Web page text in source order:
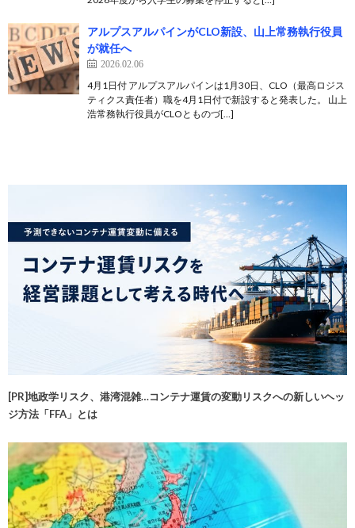
アルプスアルパインがCLO新設、山上常務執行役員
が就任へ
2026.02.06
4月1日付 アルプスアルパインは1月30日、CLO（最高ロジス
ティクス責任者）職を4月1日付で新設すると発表した。 山上
浩常務執行役員がCLOとものづ[…]
[PR]地政学リスク、港湾混雑…コンテナ運賃の変動リスクへの新しいヘッ
ジ方法「FFA」とは